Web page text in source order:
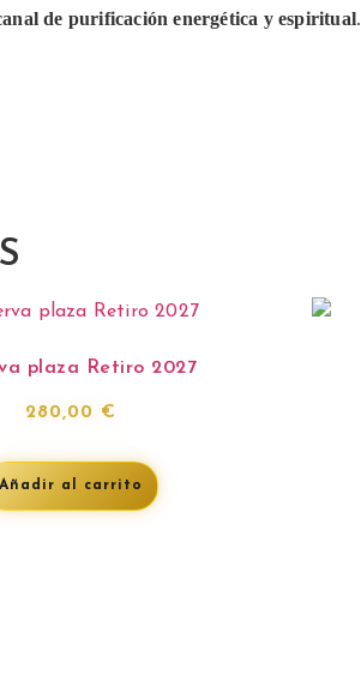
de purificación energética y espiritual.
plaza Retiro 2027
280,00 €
Añadir al carrito